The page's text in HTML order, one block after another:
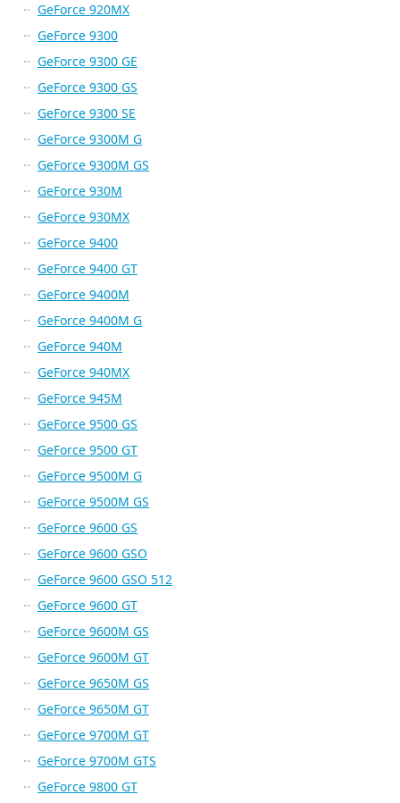
GeForce 920MX
GeForce 9300
GeForce 9300 GE
GeForce 9300 GS
GeForce 9300 SE
GeForce 9300M G
GeForce 9300M GS
GeForce 930M
GeForce 930MX
GeForce 9400
GeForce 9400 GT
GeForce 9400M
GeForce 9400M G
GeForce 940M
GeForce 940MX
GeForce 945M
GeForce 9500 GS
GeForce 9500 GT
GeForce 9500M G
GeForce 9500M GS
GeForce 9600 GS
GeForce 9600 GSO
GeForce 9600 GSO 512
GeForce 9600 GT
GeForce 9600M GS
GeForce 9600M GT
GeForce 9650M GS
GeForce 9650M GT
GeForce 9700M GT
GeForce 9700M GTS
GeForce 9800 GT